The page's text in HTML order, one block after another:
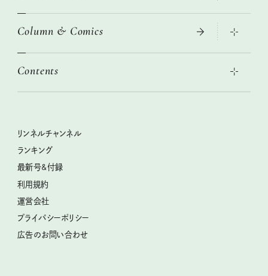
この春ほしい大人のスニーカー 2026春夏
本当に使える「旅道具」
母の日に贈りたい、お花モチーフのアイテム
うちねこグランプリ2026、発表！
2026年春夏 トレンドファッションニュース
女子旅おすすめスポット 暮らすように心地いいリンネル旅ガイ
リンネル 暮らしの道具大賞
ナチュラルメイクレッスン
喜ばれる贈り物手帖
猫と一緒に心地いい暮らし
Column & Comics
ぐれいさん
空想喫茶トラノコクさんのあの店この店、喫茶訪問日記
圷みほさんのゆるっと週末キャンプ通信
豆柴・まもるくんの旅日記
柳沢小実さんのお散歩するようなゆるり旅
valoさんのかわいいもの探し
Contents
リンネル暮らし部
リンネルチャンネル
おぱんつ君のわくわく楽しい一週間占い
毎日が心地よくなるリンネルタロット
リンネルチャンネル
ランキング
最新号&付録
利用規約
運営会社
プライバシーポリシー
広告のお問い合わせ